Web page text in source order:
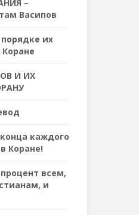
–
Васипов
их
И ИХ
каждого
Коране!
всем,
и